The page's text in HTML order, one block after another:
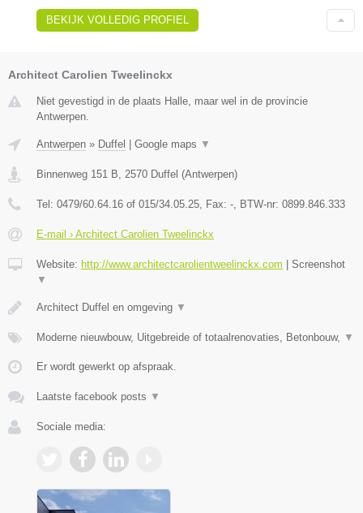
BEKIJK VOLLEDIG PROFIEL
Architect Carolien Tweelinckx
Niet gevestigd in de plaats Halle, maar wel in de provincie
Antwerpen.
Antwerpen » Duffel Google maps ▼
Binnenweg 151 B 2570 Duffel (Antwerpen)
Tel: 0479/60.64.16 of 015/34.05.25 , Fax: - , BTW-nr: 0899.846.333
E-mail › Architect Carolien Tweelinckx
Website: http://www.architectcarolientweelinckx.com
Screenshot
▼
Architect Duffel en omgeving ▼
Moderne nieuwbouw, Uitgebreide of totaalrenovaties, Betonbouw, ▼
Er wordt gewerkt op afspraak.
Laatste facebook posts ▼
Sociale media: